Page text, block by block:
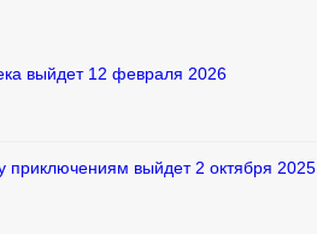
выйдет 12 февраля 2026
приключениям выйдет 2 октября 2025